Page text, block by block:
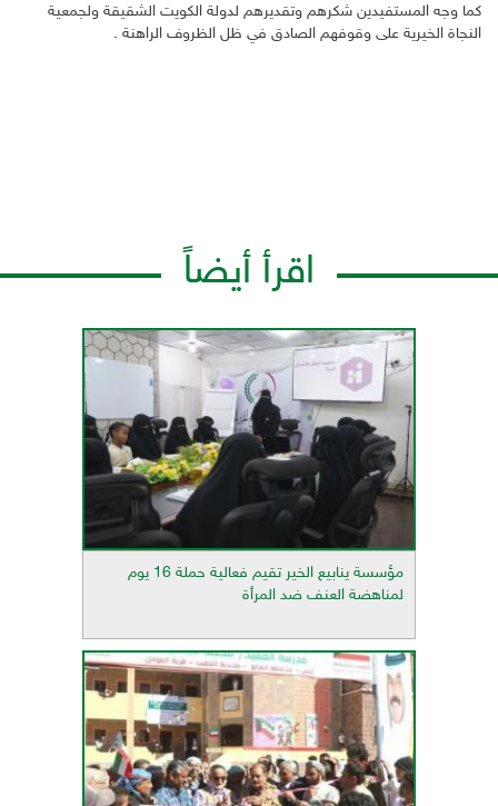
كما وجه المستفيدين شكرهم وتقديرهم لدولة الكويت الشقيقة ولجمعية
النجاة الخيرية على وقوفهم الصادق في ظل الظروف الراهنة .
اقرأ أيضاً
مؤسسة ينابيع الخير تقيم فعالية حملة 16 يوم
لمناهضة العنف ضد المرأة